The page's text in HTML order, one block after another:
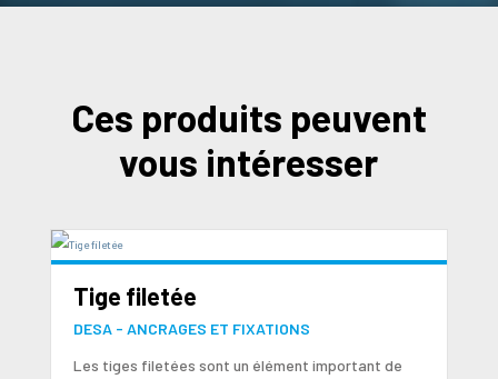
Ces produits peuvent
vous intéresser
Tige filetée
DESA - ANCRAGES ET FIXATIONS
Les tiges filetées sont un élément important de